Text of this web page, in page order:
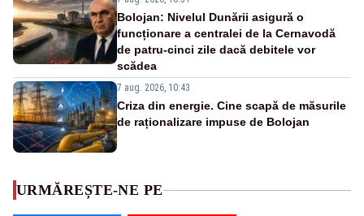
Bolojan: Nivelul Dunării asigură o
funcționare a centralei de la Cernavodă
de patru-cinci zile dacă debitele vor
scădea
7 aug. 2026, 10:43
Criza din energie. Cine scapă de măsurile
de raționalizare impuse de Bolojan
URMĂREȘTE-NE PE